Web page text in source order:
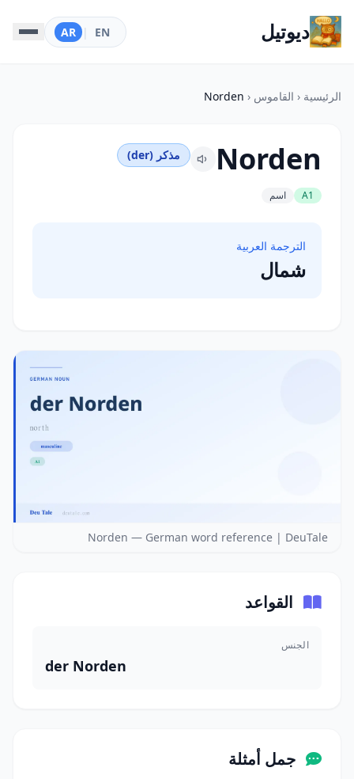
ديوتيل EN
|
AR
الرئيسية ‹ القاموس ‹
Norden
Norden مذكر (der)
A1 اسم
الترجمة العربية
شمال
Norden — German word reference | DeuTale
القواعد
الجنس
der Norden
جمل أمثلة